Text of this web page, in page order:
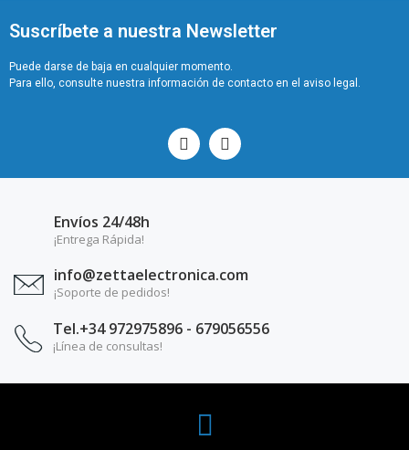
Suscríbete a nuestra Newsletter
Puede darse de baja en cualquier momento.
Para ello, consulte nuestra información de contacto en el aviso legal.
Envíos 24/48h
¡Entrega Rápida!
info@zettaelectronica.com
¡Soporte de pedidos!
Tel.+34 972975896 - 679056556
¡Línea de consultas!